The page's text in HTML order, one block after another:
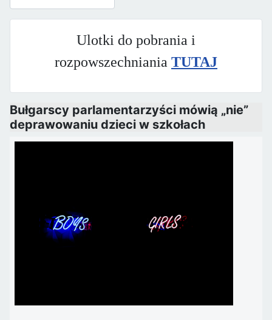
Ulotki do pobrania i
rozpowszechniania TUTAJ
Bułgarscy parlamentarzyści mówią „nie”
deprawowaniu dzieci w szkołach